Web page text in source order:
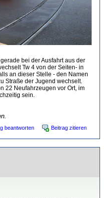
bei der Ausfahrt aus der
Tw 4 von der Seiten- in
an dieser Stelle - den Namen
Straße der Jugend wechselt.
22 Neufahrzeugen vor Ort, im
sein.
beantworten Beitrag zitieren